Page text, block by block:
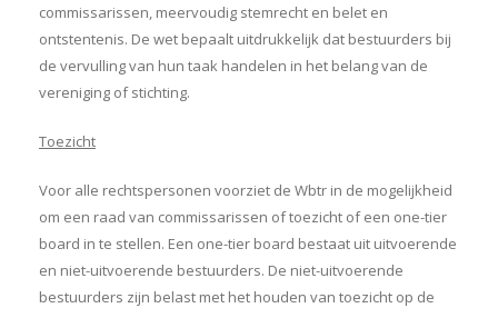
commissarissen, meervoudig stemrecht en belet en
ontstentenis. De wet bepaalt uitdrukkelijk dat bestuurders bij
de vervulling van hun taak handelen in het belang van de
vereniging of stichting.
Toezicht
Voor alle rechtspersonen voorziet de Wbtr in de mogelijkheid
om een raad van commissarissen of toezicht of een one-tier
board in te stellen. Een one-tier board bestaat uit uitvoerende
en niet-uitvoerende bestuurders. De niet-uitvoerende
bestuurders zijn belast met het houden van toezicht op de